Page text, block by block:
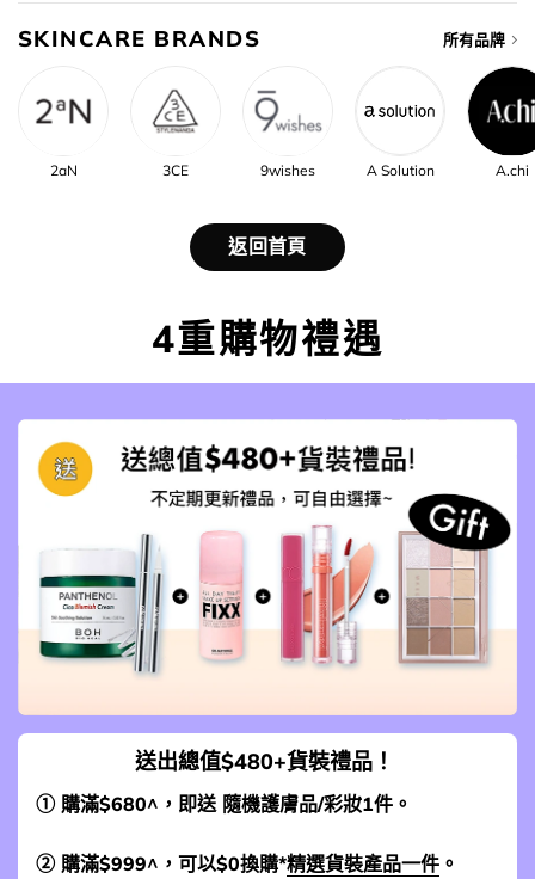
SKINCARE BRANDS 所有品牌
2aN 3CE 9wishes A Solution A.chi
返回首頁
4重購物禮遇
送出總值$480+貨裝禮品！
① 購滿$680^，即送 隨機護膚品/彩妝1件。
② 購滿$999^，可以$0換購*精選貨裝產品一件 。